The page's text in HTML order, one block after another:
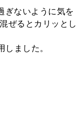
ぎないように気を
ぜるとカリッとし
ました。